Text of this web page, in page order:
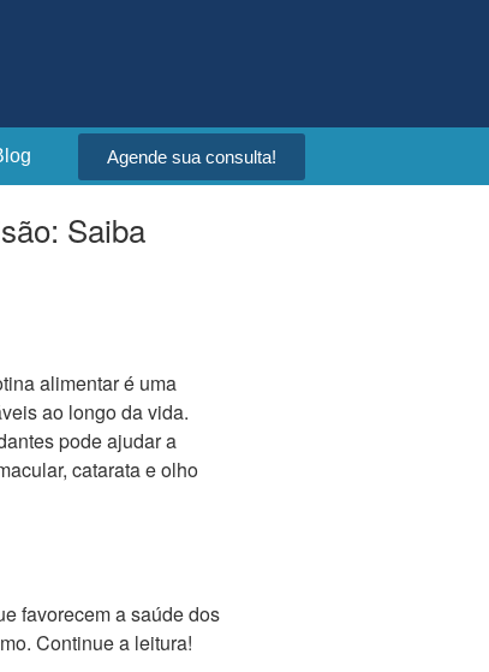
Agende sua consulta!
Saiba
alimentar é uma
ao longo da vida.
pode ajudar a
catarata e olho
favorecem a saúde dos
Continue a leitura!